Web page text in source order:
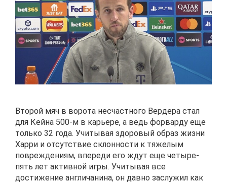
Второй мяч в ворота несчастного Вердера стал
для Кейна 500-м в карьере, а ведь форварду еще
только 32 года. Учитывая здоровый образ жизни
Харри и отсутствие склонности к тяжелым
повреждениям, впереди его ждут еще четыре-
пять лет активной игры. Учитывая все
достижение англичанина, он давно заслужил как